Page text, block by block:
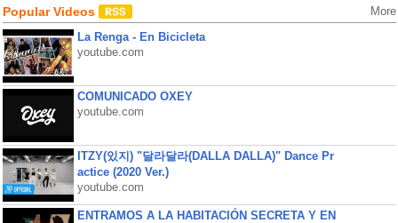
Popular Videos More
La Renga - En Bicicleta
youtube.com
COMUNICADO OXEY
youtube.com
ITZY(있지) "달라달라(DALLA DALLA)" Dance Pr
actice (2020 Ver.)
youtube.com
ENTRAMOS A LA HABITACIÓN SECRETA Y EN